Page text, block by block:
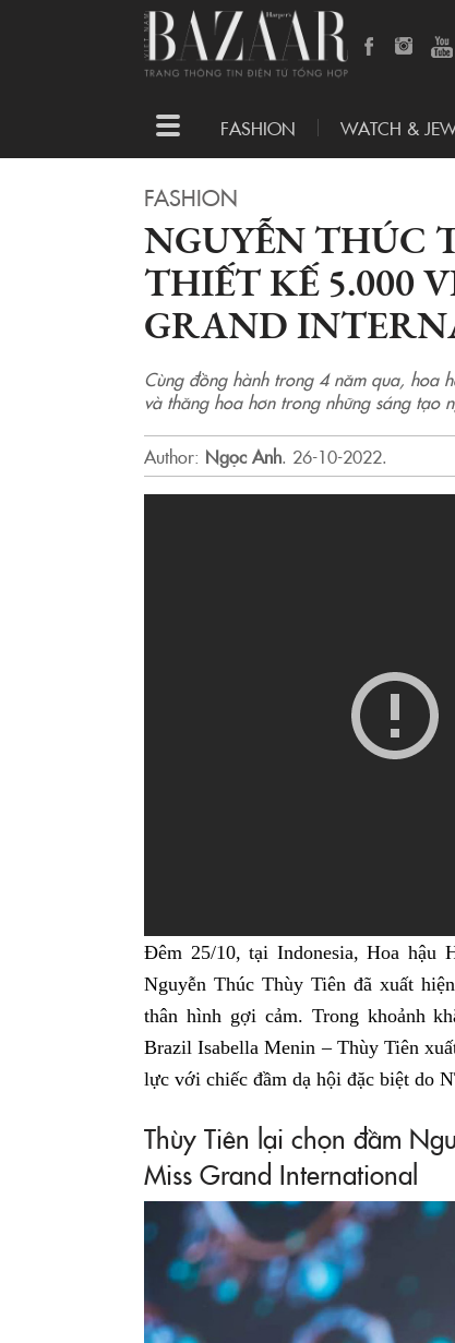
Toggle
navigation
FASHION WATCH &
FASHION
NGUYỄN THÚC
THIẾT KẾ 5.000
GRAND
Cùng đồng hành trong 4 năm qua, hoa
và thăng hoa hơn trong những sáng tạo
Author: Ngọc Anh. 26-10-2022.
Đêm 25/10, tại Indonesia, Hoa hậu
Nguyễn Thúc Thùy Tiên đã xuất
thân hình gợi cảm. Trong khoảnh
Brazil Isabella Menin – Thùy Tiên
lực với chiếc đầm dạ hội đặc biệt do
Thùy Tiên lại chọn đầm
Miss Grand International